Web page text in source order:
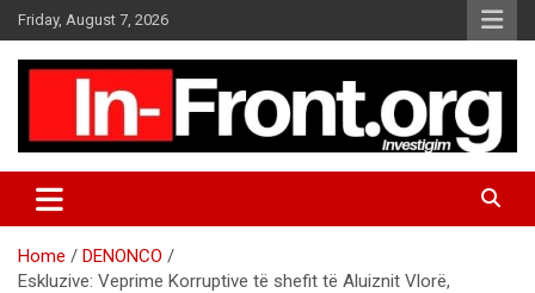
k
Friday, August 7, 2026
Home
DENONCO
Eskluzive: Veprime Korruptive të shefit të Aluiznit Vlorë,